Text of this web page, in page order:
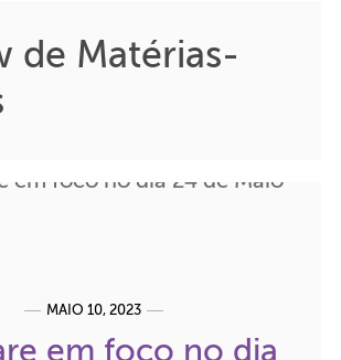
de Matérias-
MAIO 10, 2023
em foco no dia